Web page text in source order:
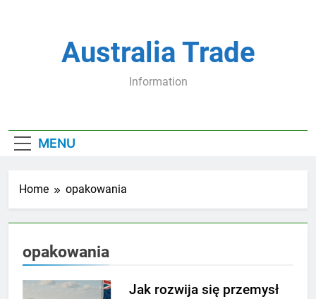
Australia Trade
Information
MENU
Home opakowania
opakowania
Jak rozwija się przemysł